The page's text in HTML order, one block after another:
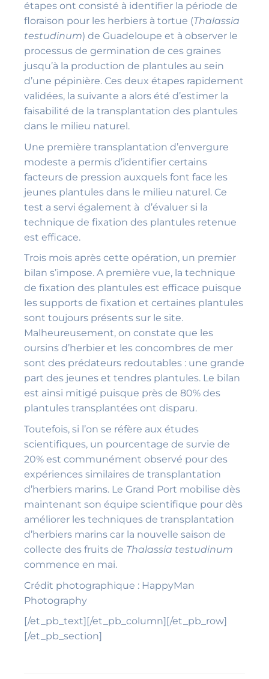
étapes ont consisté à identifier la période de
floraison pour les herbiers à tortue (Thalassia
testudinum) de Guadeloupe et à observer le
processus de germination de ces graines
jusqu’à la production de plantules au sein
d’une pépinière. Ces deux étapes rapidement
validées, la suivante a alors été d’estimer la
faisabilité de la transplantation des plantules
dans le milieu naturel.
Une première transplantation d’envergure
modeste a permis d’identifier certains
facteurs de pression auxquels font face les
jeunes plantules dans le milieu naturel. Ce
test a servi également à d’évaluer si la
technique de fixation des plantules retenue
est efficace.
Trois mois après cette opération, un premier
bilan s’impose. A première vue, la technique
de fixation des plantules est efficace puisque
les supports de fixation et certaines plantules
sont toujours présents sur le site.
Malheureusement, on constate que les
oursins d’herbier et les concombres de mer
sont des prédateurs redoutables : une grande
part des jeunes et tendres plantules. Le bilan
est ainsi mitigé puisque près de 80% des
plantules transplantées ont disparu.
Toutefois, si l’on se réfère aux études
scientifiques, un pourcentage de survie de
20% est communément observé pour des
expériences similaires de transplantation
d’herbiers marins. Le Grand Port mobilise dès
maintenant son équipe scientifique pour dès
améliorer les techniques de transplantation
d’herbiers marins car la nouvelle saison de
collecte des fruits de Thalassia testudinum
commence en mai.
Crédit photographique : HappyMan
Photography
[/et_pb_text][/et_pb_column][/et_pb_row]
[/et_pb_section]